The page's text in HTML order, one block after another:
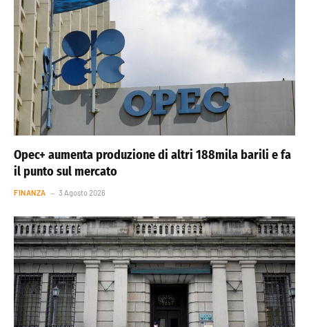
Opec+ aumenta produzione di altri 188mila barili e fa
il punto sul mercato
FINANZA 3 Agosto 2026